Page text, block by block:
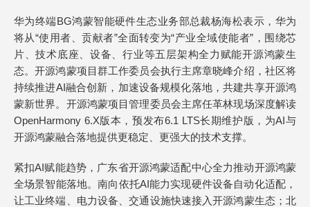
华为终端BG鸿蒙智能硬件生态业务部总裁杨海松表示，华为
将从“使用者、贡献者”全面转变为“产业全域使能者”，围绕芯
片、技术底座、设备、行业等五层架构全力赋能开源鸿蒙生
态。开源鸿蒙项目群工作委员会执行主席章晓峰介绍，社区将
持续推进AI融合创新，加速设备规模化落地，共建共享开源鸿
蒙新世界。开源鸿蒙项目管理委员会主席任革林现场深度解读
OpenHarmony 6.X版本，预发布6.1 LTS长期维护版，为AI与
开源鸿蒙融合落地提供更稳定、更强大的技术支撑。
紧扣AI赋能趋势，广东省开源鸿蒙适配中心全力推动开源鸿蒙
全场景智能落地。南向依托AI能力实现硬件设备自动化适配，
让工业终端、电力设备、交通设施快速接入开源鸿蒙生态；北